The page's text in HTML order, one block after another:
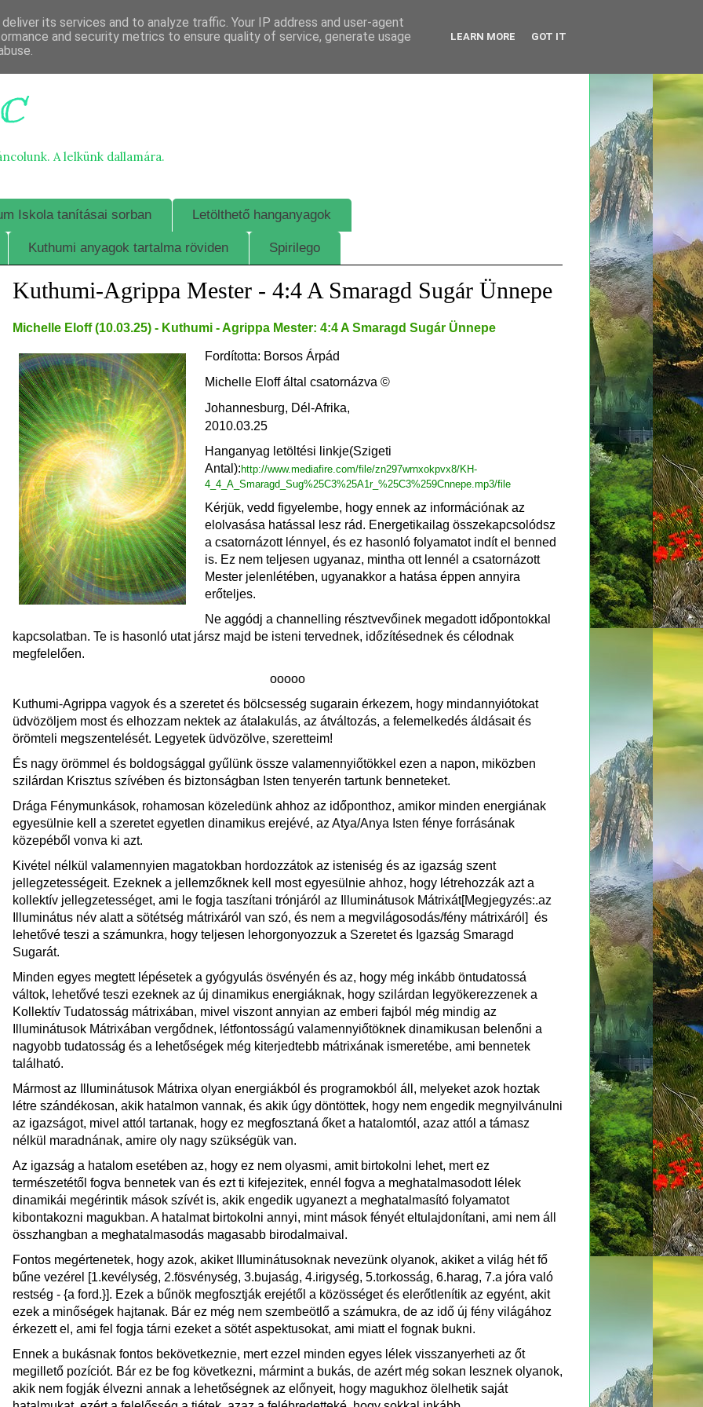
A lelkünk dallamára.
Iskola tanításai sorban Letölthető hanganyagok
Kuthumi anyagok tartalma röviden Spirilego
Kuthumi-Agrippa Mester - 4:4 A Smaragd Sugár Ünnepe
Michelle Eloff (10.03.25) - Kuthumi - Agrippa Mester: 4:4 A Smaragd Sugár Ünnepe
Fordította: Borsos Árpád
Michelle Eloff által csatornázva ©
Johannesburg, Dél-Afrika,
2010.03.25
Hanganyag letöltési linkje(Szigeti
Antal):http://www.mediafire.com/file/zn297wrnxokpvx8/KH-
4_4_A_Smaragd_Sug%25C3%25A1r_%25C3%259Cnnepe.mp3/file
Kérjük, vedd figyelembe, hogy ennek az információnak az
elolvasása hatással lesz rád. Energetikailag összekapcsolódsz
a csatornázott lénnyel, és ez hasonló folyamatot indít el benned
is. Ez nem teljesen ugyanaz, mintha ott lennél a csatornázott
Mester jelenlétében, ugyanakkor a hatása éppen annyira
erőteljes.
Ne aggódj a channelling résztvevőinek megadott időpontokkal
kapcsolatban. Te is hasonló utat jársz majd be isteni tervednek, időzítésednek és célodnak
megfelelően.
ooooo
Kuthumi-Agrippa vagyok és a szeretet és bölcsesség sugarain érkezem, hogy mindannyiótokat
üdvözöljem most és elhozzam nektek az átalakulás, az átváltozás, a felemelkedés áldásait és
örömteli megszentelését. Legyetek üdvözölve, szeretteim!
És nagy örömmel és boldogsággal gyűlünk össze valamennyiőtökkel ezen a napon, miközben
szilárdan Krisztus szívében és biztonságban Isten tenyerén tartunk benneteket.
Drága Fénymunkások, rohamosan közeledünk ahhoz az időponthoz, amikor minden energiának
egyesülnie kell a szeretet egyetlen dinamikus erejévé, az Atya/Anya Isten fénye forrásának
közepéből vonva ki azt.
Kivétel nélkül valamennyien magatokban hordozzátok az isteniség és az igazság szent
jellegzetességeit. Ezeknek a jellemzőknek kell most egyesülnie ahhoz, hogy létrehozzák azt a
kollektív jellegzetességet, ami le fogja taszítani trónjáról az Illuminátusok Mátrixát[Megjegyzés:.az
Illuminátus név alatt a sötétség mátrixáról van szó, és nem a megvilágosodás/fény mátrixáról] és
lehetővé teszi a számunkra, hogy teljesen lehorgonyozzuk a Szeretet és Igazság Smaragd
Sugarát.
Minden egyes megtett lépésetek a gyógyulás ösvényén és az, hogy még inkább öntudatossá
váltok, lehetővé teszi ezeknek az új dinamikus energiáknak, hogy szilárdan legyökerezzenek a
Kollektív Tudatosság mátrixában, mivel viszont annyian az emberi fajból még mindig az
Illuminátusok Mátrixában vergődnek, létfontosságú valamennyiőtöknek dinamikusan belenőni a
nagyobb tudatosság és a lehetőségek még kiterjedtebb mátrixának ismeretébe, ami bennetek
található.
Mármost az Illuminátusok Mátrixa olyan energiákból és programokból áll, melyeket azok hoztak
létre szándékosan, akik hatalmon vannak, és akik úgy döntöttek, hogy nem engedik megnyilvánulni
az igazságot, mivel attól tartanak, hogy ez megfosztaná őket a hatalomtól, azaz attól a támasz
nélkül maradnának, amire oly nagy szükségük van.
Az igazság a hatalom esetében az, hogy ez nem olyasmi, amit birtokolni lehet, mert ez
természetétől fogva bennetek van és ezt ti kifejezitek, ennél fogva a meghatalmasodott lélek
dinamikái megérintik mások szívét is, akik engedik ugyanezt a meghatalmasító folyamatot
kibontakozni magukban. A hatalmat birtokolni annyi, mint mások fényét eltulajdonítani, ami nem áll
összhangban a meghatalmasodás magasabb birodalmaival.
Fontos megértenetek, hogy azok, akiket Illuminátusoknak nevezünk olyanok, akiket a világ hét fő
bűne vezérel [1.kevélység, 2.fösvénység, 3.bujaság, 4.irigység, 5.torkosság, 6.harag, 7.a jóra való
restség - {a ford.}]. Ezek a bűnök megfosztják erejétől a közösséget és elerőtlenítik az egyént, akit
ezek a minőségek hajtanak. Bár ez még nem szembeötlő a számukra, de az idő új fény világához
érkezett el, ami fel fogja tárni ezeket a sötét aspektusokat, ami miatt el fognak bukni.
Ennek a bukásnak fontos bekövetkeznie, mert ezzel minden egyes lélek visszanyerheti az őt
megillető pozíciót. Bár ez be fog következni, mármint a bukás, de azért még sokan lesznek olyanok,
akik nem fogják élvezni annak a lehetőségnek az előnyeit, hogy magukhoz ölelhetik saját
its services and to analyze traffic. Your IP address and user-agent
and security metrics to ensure quality of service, generate usage
LEARN MORE GOT IT